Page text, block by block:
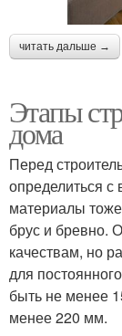
читать дальше →
Этапы
дома
Перед
определиться
материалы
брус и бревно.
качествам, но
для
быть не менее
менее 220 мм.